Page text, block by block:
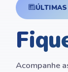
Acompanhe